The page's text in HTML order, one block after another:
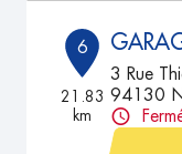
6
21.83
km
3 Rue
94130